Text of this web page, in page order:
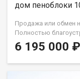
дом пеноблоки
Продажа или обмен
Полностью
подтопляемый
спальни, кухня-
Водоснабжение -
6 195 000 ₽